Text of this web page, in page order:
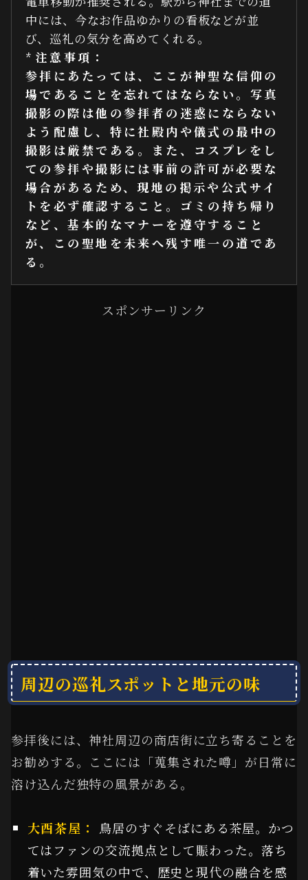
中には、今なお作品ゆかりの看板などが並
び、巡礼の気分を高めてくれる。
* 注意事項：
参拝にあたっては、ここが神聖な信仰の
場であることを忘れてはならない。写真
撮影の際は他の参拝者の迷惑にならない
よう配慮し、特に社殿内や儀式の最中の
撮影は厳禁である。また、コスプレをし
ての参拝や撮影には事前の許可が必要な
場合があるため、現地の掲示や公式サイ
トを必ず確認すること。ゴミの持ち帰り
など、基本的なマナーを遵守すること
が、この聖地を未来へ残す唯一の道であ
る。
スポンサーリンク
周辺の巡礼スポットと地元の味
参拝後には、神社周辺の商店街に立ち寄ることを
お勧めする。ここには「蒐集された噂」が日常に
溶け込んだ独特の風景がある。
大酉茶屋：
鳥居のすぐそばにある茶屋。かつ
てはファンの交流拠点として賑わった。落ち
着いた雰囲気の中で、歴史と現代の融合を感